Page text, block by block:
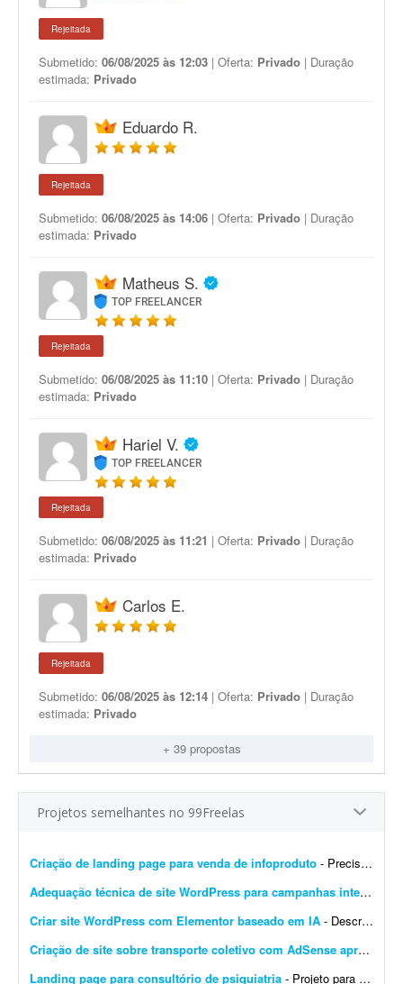
Rejeitada
Submetido: 06/08/2025 às 12:03 | Oferta: Privado | Duração
estimada: Privado
Eduardo R.
Rejeitada
Submetido: 06/08/2025 às 14:06 | Oferta: Privado | Duração
estimada: Privado
Matheus S.
TOP FREELANCER
Rejeitada
Submetido: 06/08/2025 às 11:10 | Oferta: Privado | Duração
estimada: Privado
Hariel V.
TOP FREELANCER
Rejeitada
Submetido: 06/08/2025 às 11:21 | Oferta: Privado | Duração
estimada: Privado
Carlos E.
Rejeitada
Submetido: 06/08/2025 às 12:14 | Oferta: Privado | Duração
estimada: Privado
+ 39 propostas
Projetos semelhantes no 99Freelas
Criação de landing page para venda de infoproduto - Preciso de profissional que crie uma landing page que gere conversão para infoproduto. A página deve ter conteúdo e layout focados em vendas, com elementos que incentivem a con...
Adequação técnica de site WordPress para campanhas internacionais
Criar site WordPress com Elementor baseado em IA - Descrição do Projeto: Candidate-se se você tem experiência comprovada com essa demanda. Envie junto à proposta sites que fez com Elementor, incluindo wireframes/ar...
Criação de site sobre transporte coletivo com AdSense aprovado
Landing page para consultório de psiquiatria - Projeto para criação de landing page para consultório de psiquiatria. Escopo do projeto: Desenvolvimento completo da landing page. Design moderno, limpo e com foco em convers&...